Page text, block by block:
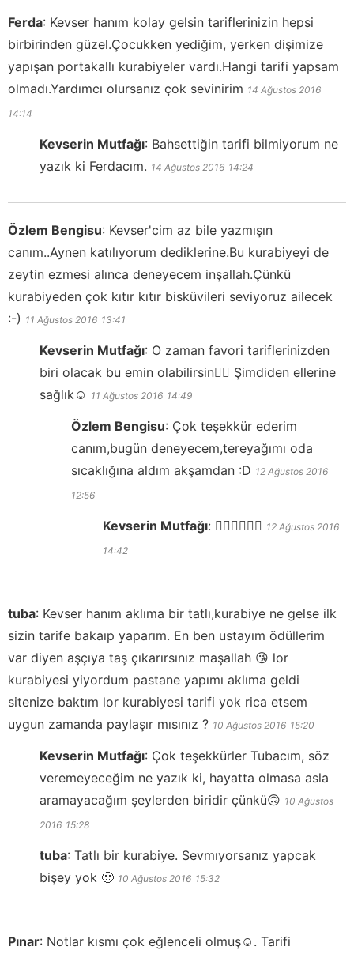
Ferda: Kevser hanım kolay gelsin tariflerinizin hepsi
birbirinden güzel.Çocukken yediğim, yerken dişimize
yapışan portakallı kurabiyeler vardı.Hangi tarifi yapsam
olmadı.Yardımcı olursanız çok sevinirim 14 Ağustos 2016
14:14
Kevserin Mutfağı: Bahsettiğin tarifi bilmiyorum ne
yazık ki Ferdacım. 14 Ağustos 2016 14:24
Özlem Bengisu: Kevser'cim az bile yazmışın
canım..Aynen katılıyorum dediklerine.Bu kurabiyeyi de
zeytin ezmesi alınca deneyecem inşallah.Çünkü
kurabiyeden çok kıtır kıtır bisküvileri seviyoruz ailecek
:-) 11 Ağustos 2016 13:41
Kevserin Mutfağı: O zaman favori tariflerinizden
biri olacak bu emin olabilirsin👍🏻 Şimdiden ellerine
sağlık☺️ 11 Ağustos 2016 14:49
Özlem Bengisu: Çok teşekkür ederim
canım,bugün deneyecem,tereyağımı oda
sıcaklığına aldım akşamdan :D 12 Ağustos 2016
12:56
Kevserin Mutfağı: 👍🏻👍🏻👍🏻 12 Ağustos 2016
14:42
tuba: Kevser hanım aklıma bir tatlı,kurabiye ne gelse ilk
sizin tarife bakaıp yaparım. En ben ustayım ödüllerim
var diyen aşçıya taş çıkarırsınız maşallah 😘 lor
kurabiyesi yiyordum pastane yapımı aklıma geldi
sitenize baktım lor kurabiyesi tarifi yok rica etsem
uygun zamanda paylaşır mısınız ? 10 Ağustos 2016 15:20
Kevserin Mutfağı: Çok teşekkürler Tubacım, söz
veremeyeceğim ne yazık ki, hayatta olmasa asla
aramayacağım şeylerden biridir çünkü🙃 10 Ağustos
2016 15:28
tuba: Tatlı bir kurabiye. Sevmıyorsanız yapcak
bişey yok 🙂 10 Ağustos 2016 15:32
Pınar: Notlar kısmı çok eğlenceli olmuş☺️. Tarifi